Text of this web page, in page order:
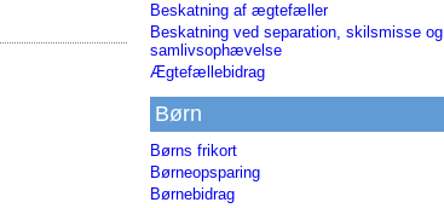
Beskatning af ægtefæller
Beskatning ved separation, skilsmisse og
samlivsophævelse
Ægtefællebidrag
Børn
Børns frikort
Børneopsparing
Børnebidrag